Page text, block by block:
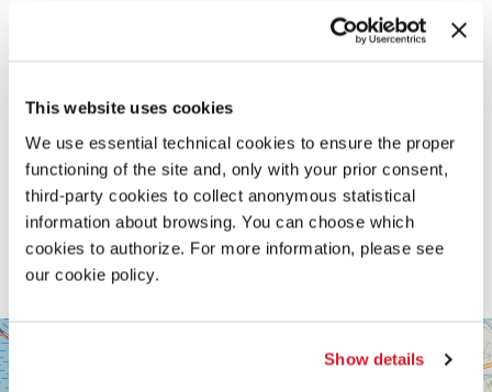
This website uses cookies
We use essential technical cookies to ensure the proper
functioning of the site and, only with your prior consent,
third-party cookies to collect anonymous statistical
information about browsing. You can choose which
cookies to authorize. For more information, please see
our cookie policy.
Show details
SALA
PASINETTI
LUNGOMARE